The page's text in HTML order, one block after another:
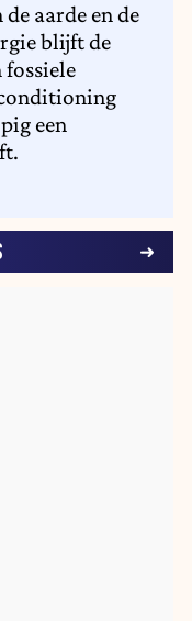
aarde en de
blijft de
een